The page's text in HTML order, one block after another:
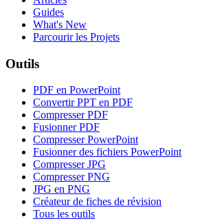
Guides
What's New
Parcourir les Projets
Outils
PDF en PowerPoint
Convertir PPT en PDF
Compresser PDF
Fusionner PDF
Compresser PowerPoint
Fusionner des fichiers PowerPoint
Compresser JPG
Compresser PNG
JPG en PNG
Créateur de fiches de révision
Tous les outils